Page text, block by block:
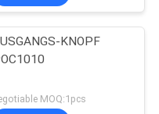
10
KNOPF
MOQ:1pcs